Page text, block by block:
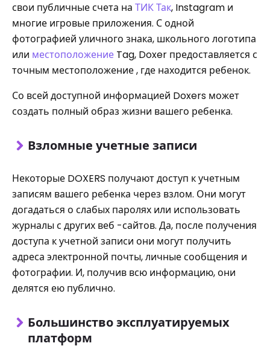
свои публичные счета на ТИК Так, Instagram и
многие игровые приложения. С одной
фотографией уличного знака, школьного логотипа
или местоположение Tag, Doxer предоставляется с
точным местоположение , где находится ребенок.
Со всей доступной информацией Doxers может
создать полный образ жизни вашего ребенка.
Взломные учетные записи
Некоторые DOXERS получают доступ к учетным
записям вашего ребенка через взлом. Они могут
догадаться о слабых паролях или использовать
журналы с других веб -сайтов. Да, после получения
доступа к учетной записи они могут получить
адреса электронной почты, личные сообщения и
фотографии. И, получив всю информацию, они
делятся ею публично.
Большинство эксплуатируемых
платформ